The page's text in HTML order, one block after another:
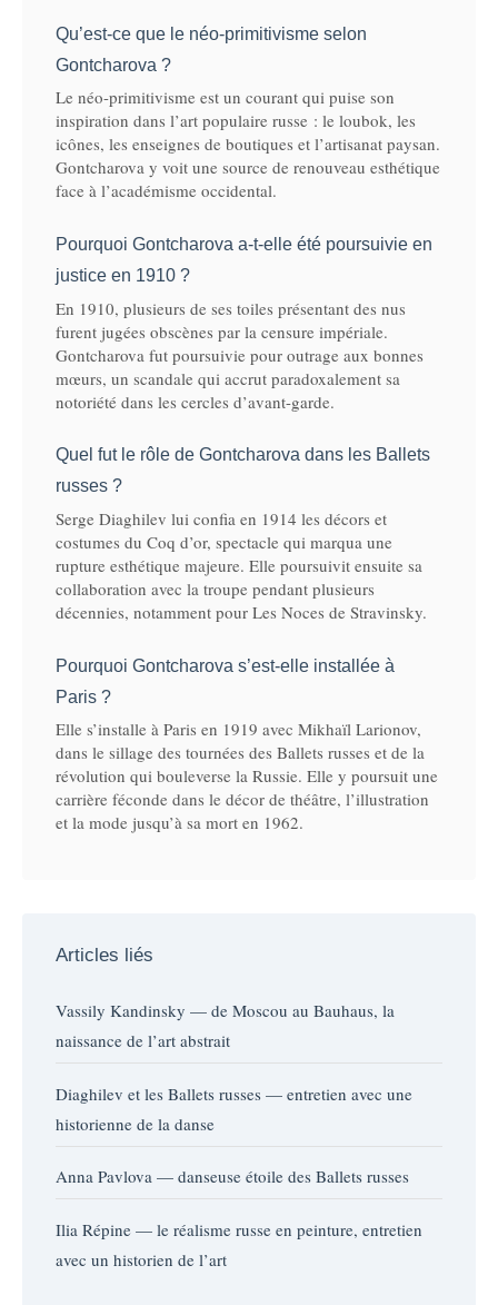
Qu’est-ce que le néo-primitivisme selon
Gontcharova ?
Le néo-primitivisme est un courant qui puise son
inspiration dans l’art populaire russe : le loubok, les
icônes, les enseignes de boutiques et l’artisanat paysan.
Gontcharova y voit une source de renouveau esthétique
face à l’académisme occidental.
Pourquoi Gontcharova a-t-elle été poursuivie en
justice en 1910 ?
En 1910, plusieurs de ses toiles présentant des nus
furent jugées obscènes par la censure impériale.
Gontcharova fut poursuivie pour outrage aux bonnes
mœurs, un scandale qui accrut paradoxalement sa
notoriété dans les cercles d’avant-garde.
Quel fut le rôle de Gontcharova dans les Ballets
russes ?
Serge Diaghilev lui confia en 1914 les décors et
costumes du Coq d’or, spectacle qui marqua une
rupture esthétique majeure. Elle poursuivit ensuite sa
collaboration avec la troupe pendant plusieurs
décennies, notamment pour Les Noces de Stravinsky.
Pourquoi Gontcharova s’est-elle installée à
Paris ?
Elle s’installe à Paris en 1919 avec Mikhaïl Larionov,
dans le sillage des tournées des Ballets russes et de la
révolution qui bouleverse la Russie. Elle y poursuit une
carrière féconde dans le décor de théâtre, l’illustration
et la mode jusqu’à sa mort en 1962.
Articles liés
Vassily Kandinsky — de Moscou au Bauhaus, la
naissance de l’art abstrait
Diaghilev et les Ballets russes — entretien avec une
historienne de la danse
Anna Pavlova — danseuse étoile des Ballets russes
Ilia Répine — le réalisme russe en peinture, entretien
avec un historien de l’art